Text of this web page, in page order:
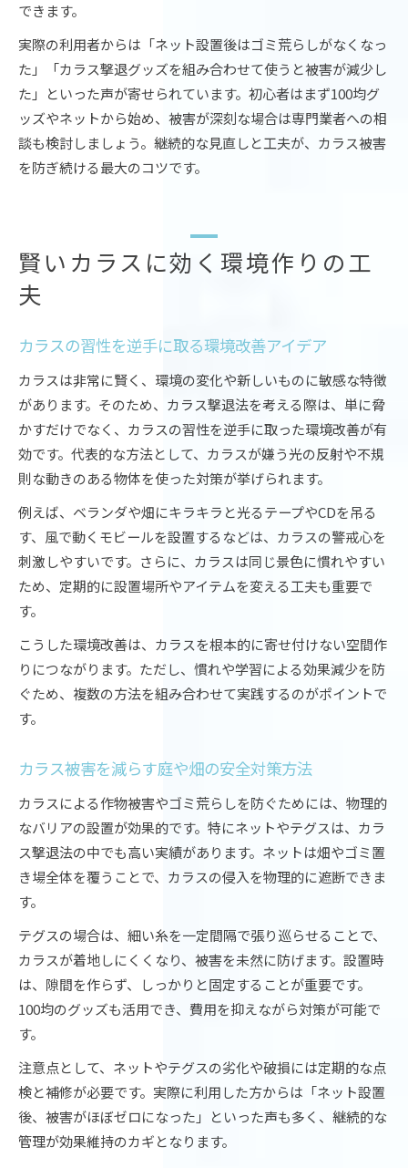
できます。
実際の利用者からは「ネット設置後はゴミ荒らしがなくなっ
た」「カラス撃退グッズを組み合わせて使うと被害が減少し
た」といった声が寄せられています。初心者はまず100均グ
ッズやネットから始め、被害が深刻な場合は専門業者への相
談も検討しましょう。継続的な見直しと工夫が、カラス被害
を防ぎ続ける最大のコツです。
賢いカラスに効く環境作りの工
夫
カラスの習性を逆手に取る環境改善アイデア
カラスは非常に賢く、環境の変化や新しいものに敏感な特徴
があります。そのため、カラス撃退法を考える際は、単に脅
かすだけでなく、カラスの習性を逆手に取った環境改善が有
効です。代表的な方法として、カラスが嫌う光の反射や不規
則な動きのある物体を使った対策が挙げられます。
例えば、ベランダや畑にキラキラと光るテープやCDを吊る
す、風で動くモビールを設置するなどは、カラスの警戒心を
刺激しやすいです。さらに、カラスは同じ景色に慣れやすい
ため、定期的に設置場所やアイテムを変える工夫も重要で
す。
こうした環境改善は、カラスを根本的に寄せ付けない空間作
りにつながります。ただし、慣れや学習による効果減少を防
ぐため、複数の方法を組み合わせて実践するのがポイントで
す。
カラス被害を減らす庭や畑の安全対策方法
カラスによる作物被害やゴミ荒らしを防ぐためには、物理的
なバリアの設置が効果的です。特にネットやテグスは、カラ
ス撃退法の中でも高い実績があります。ネットは畑やゴミ置
き場全体を覆うことで、カラスの侵入を物理的に遮断できま
す。
テグスの場合は、細い糸を一定間隔で張り巡らせることで、
カラスが着地しにくくなり、被害を未然に防げます。設置時
は、隙間を作らず、しっかりと固定することが重要です。
100均のグッズも活用でき、費用を抑えながら対策が可能で
す。
注意点として、ネットやテグスの劣化や破損には定期的な点
検と補修が必要です。実際に利用した方からは「ネット設置
後、被害がほぼゼロになった」といった声も多く、継続的な
管理が効果維持のカギとなります。